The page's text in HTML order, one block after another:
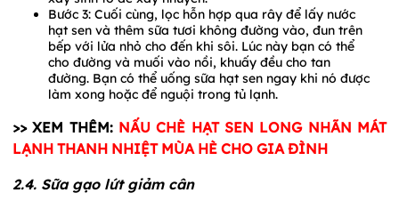
Bước 3: Cuối cùng, lọc hỗn hợp qua rây để lấy nước
hạt sen và thêm sữa tươi không đường vào, đun trên
bếp với lửa nhỏ cho đến khi sôi. Lúc này bạn có thể
cho đường và muối vào nồi, khuấy đều cho tan
đường. Bạn có thể uống sữa hạt sen ngay khi nó được
làm xong hoặc để nguội trong tủ lạnh.
>> XEM THÊM: NẤU CHÈ HẠT SEN LONG NHÃN MÁT
LẠNH THANH NHIỆT MÙA HÈ CHO GIA ĐÌNH
2.4. Sữa gạo lứt giảm cân